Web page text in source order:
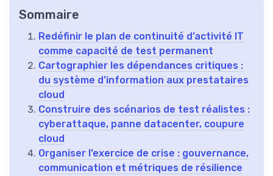
Sommaire
Redéfinir le plan de continuité d’activité IT
comme capacité de test permanent
Cartographier les dépendances critiques :
du système d’information aux prestataires
cloud
Construire des scénarios de test réalistes :
cyberattaque, panne datacenter, coupure
cloud
Organiser l’exercice de crise : gouvernance,
communication et métriques de résilience